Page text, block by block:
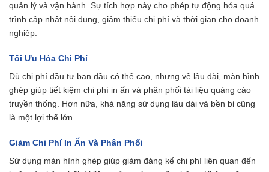
quản lý và vận hành. Sự tích hợp này cho phép tự động hóa quá
trình cập nhật nội dung, giảm thiểu chi phí và thời gian cho doanh
nghiệp.
Tối Ưu Hóa Chi Phí
Dù chi phí đầu tư ban đầu có thể cao, nhưng về lâu dài, màn hình
ghép giúp tiết kiệm chi phí in ấn và phân phối tài liệu quảng cáo
truyền thống. Hơn nữa, khả năng sử dụng lâu dài và bền bỉ cũng
là một lợi thế lớn.
Giảm Chi Phí In Ấn Và Phân Phối
Sử dụng màn hình ghép giúp giảm đáng kể chi phí liên quan đến